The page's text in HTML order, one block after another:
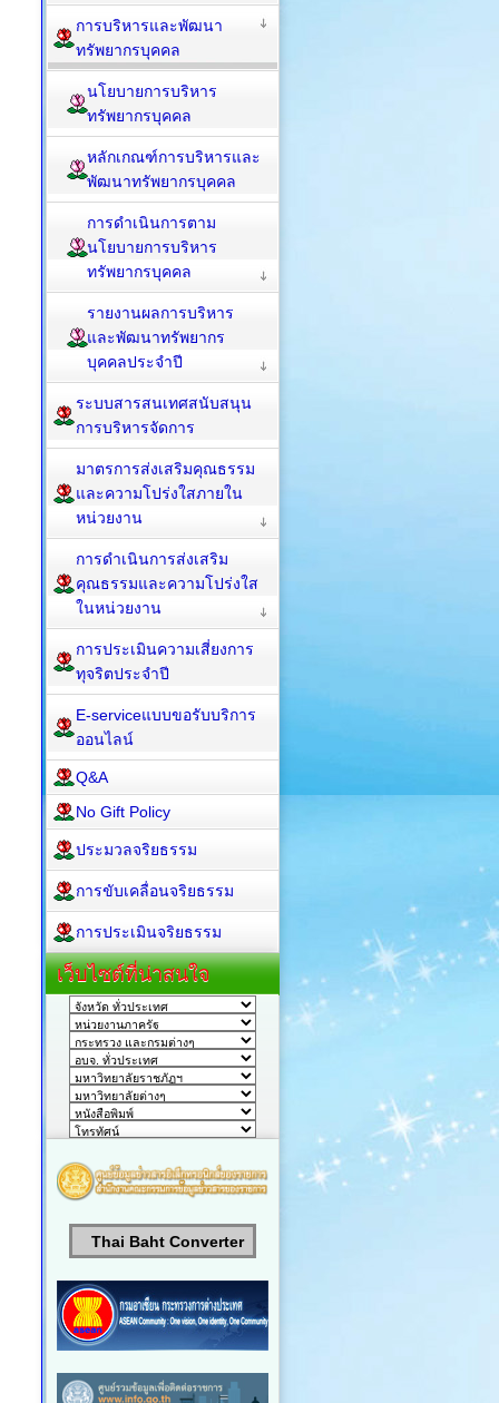
การบริหารและพัฒนา
ทรัพยากรบุคคล
นโยบายการบริหาร
ทรัพยากรบุคคล
หลักเกณฑ์การบริหารและ
พัฒนาทรัพยากรบุคคล
การดำเนินการตาม
นโยบายการบริหาร
ทรัพยากรบุคคล
รายงานผลการบริหาร
และพัฒนาทรัพยากร
บุคคลประจำปี
ระบบสารสนเทศสนับสนุน
การบริหารจัดการ
มาตรการส่งเสริมคุณธรรม
และความโปร่งใสภายใน
หน่วยงาน
การดำเนินการส่งเสริม
คุณธรรมและความโปร่งใส
ในหน่วยงาน
การประเมินความเสี่ยงการ
ทุจริตประจำปี
E-serviceแบบขอรับบริการ
ออนไลน์
Q&A
No Gift Policy
ประมวลจริยธรรม
การขับเคลื่อนจริยธรรม
การประเมินจริยธรรม
เว็บไซต์ที่น่าสนใจ
Thai Baht Converter